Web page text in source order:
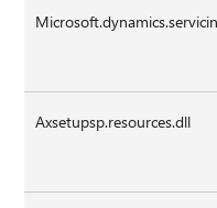
Axsetupsp.resources.dll